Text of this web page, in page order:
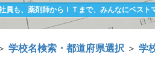
員も、薬剤師からＩＴまで、みんなにベスト
学校名検索・都道府県選択 ＞ 学